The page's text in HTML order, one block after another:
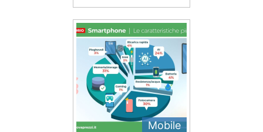
Mobile